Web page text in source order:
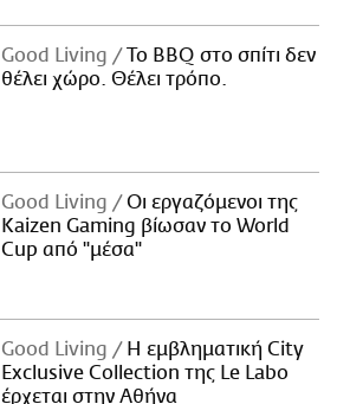
Good Living
Το BBQ στο σπίτι δεν
θέλει χώρο. Θέλει τρόπο.
Good Living
Οι εργαζόμενοι της
Kaizen Gaming βίωσαν το World
Cup από "μέσα"
Good Living
Η εμβληματική City
Exclusive Collection της Le Labo
έρχεται στην Αθήνα